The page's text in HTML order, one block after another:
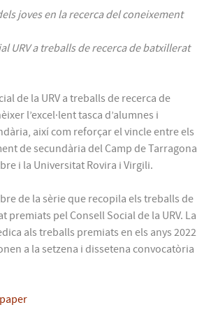
joves en la recerca del coneixement
URV a treballs de recerca de batxillerat
de la URV a treballs de recerca de
l’excel·lent tasca d’alumnes i
així com reforçar el vincle entre els
de secundària del Camp de Tarragona
i la Universitat Rovira i Virgili.
de la sèrie que recopila els treballs de
premiats pel Consell Social de la URV. La
als treballs premiats en els anys 2022
a la setzena i dissetena convocatòria